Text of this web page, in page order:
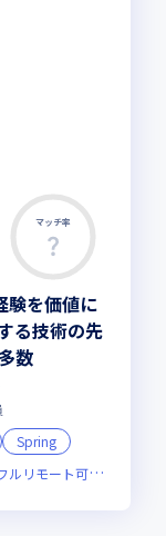
マッチ率
験を価値に
る技術の先
数
Spring
ルリモート可